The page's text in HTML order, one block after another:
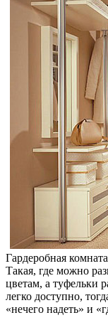
Гардеробная
Такая, где можно
цветам, а туфельки
легко доступно,
«нечего надеть» и